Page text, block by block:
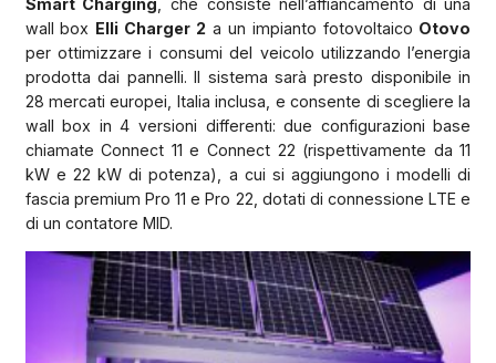
wall box Elli Charger 2 a un impianto fotovoltaico Otovo
per ottimizzare i consumi del veicolo utilizzando l’energia
prodotta dai pannelli. Il sistema sarà presto disponibile in
28 mercati europei, Italia inclusa, e consente di scegliere la
wall box in 4 versioni differenti: due configurazioni base
chiamate Connect 11 e Connect 22 (rispettivamente da 11
kW e 22 kW di potenza), a cui si aggiungono i modelli di
fascia premium Pro 11 e Pro 22, dotati di connessione LTE e
di un contatore MID.